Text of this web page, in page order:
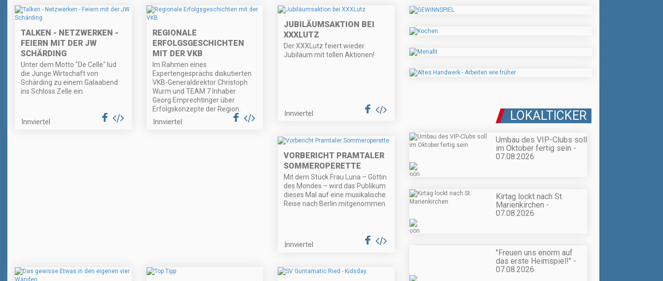
TALKEN - NETZWERKEN -
FEIERN MIT DER JW
SCHÄRDING
Unter dem Motto "De Celle" lud
die Junge Wirtschaft von
Schärding zu einem Galaabend
ins Schloss Zelle ein.
Innviertel
REGIONALE
ERFOLGSGESCHICHTEN
MIT DER VKB
Im Rahmen eines
Expertengesprächs diskutierten
VKB-Generaldirektor Christoph
Wurm und TEAM 7 Inhaber
Georg Emprechtinger über
Erfolgskonzepte der Region.
Innviertel
JUBILÄUMSAKTION BEI
XXXLUTZ
Der XXXLutz feiert wieder
Jubiläum mit tollen Aktionen!
Innviertel
VORBERICHT PRAMTALER
SOMMEROPERETTE
Mit dem Stück Frau Luna – Göttin
des Mondes – wird das Publikum
dieses Mal auf eine musikalische
Reise nach Berlin mitgenommen.
Innviertel
LOKALTICKER
Umbau des VIP-Clubs soll
im Oktober fertig sein -
07.08.2026
Kirtag lockt nach St.
Marienkirchen -
07.08.2026
"Freuen uns enorm auf
das erste Heimspiel!" -
07.08.2026